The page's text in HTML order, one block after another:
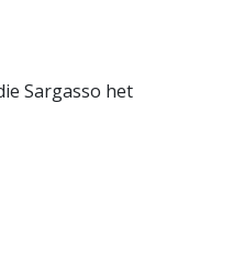
Sargasso het